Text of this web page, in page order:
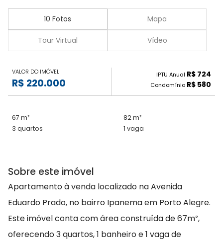
10 Fotos Mapa
Tour Virtual Vídeo
VALOR DO IMÓVEL
R$ 220.000
IPTU Anual R$ 724
Condomínio R$ 580
67 m²
82 m²
3 quartos
1 vaga
Sobre este imóvel
Apartamento à venda localizado na Avenida
Eduardo Prado, no bairro Ipanema em Porto Alegre.
Este imóvel conta com área construída de 67m²,
oferecendo 3 quartos, 1 banheiro e 1 vaga de